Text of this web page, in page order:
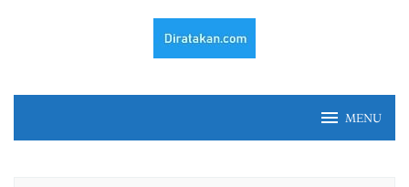
MENU